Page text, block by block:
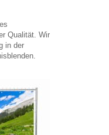
Qualität. Wir
in der